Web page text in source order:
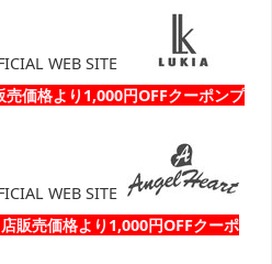
WEB SITE
価格より1,000円OFFクーポンプ
WEB SITE
売価格より1,000円OFFクーポ